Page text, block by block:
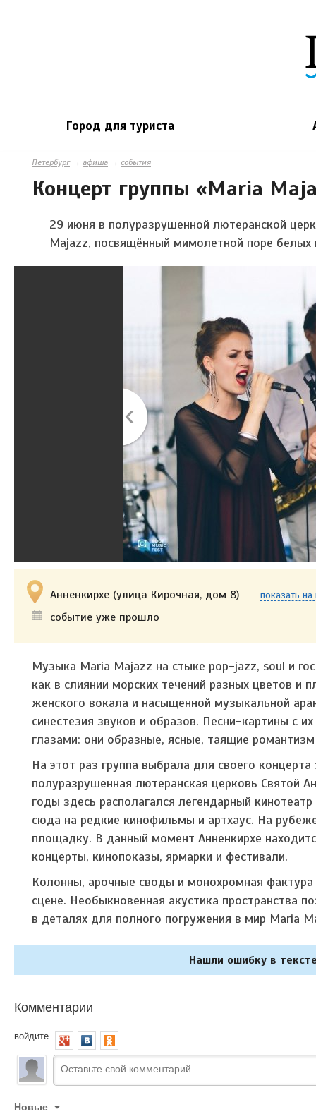
Город для туриста
Петербург→ афиша → события
Концерт группы «Maria
29 июня в полуразрушенной лютеранской
Majazz, посвящённый мимолетной поре белых
Анненкирхе (улица Кирочная, дом 8) показать на
событие уже прошло
Музыка Maria Majazz на стыке pop-jazz, soul и
как в слиянии морских течений разных цветов и
женского вокала и насыщенной музыкальной
синестезия звуков и образов. Песни-картины с
глазами: они образные, ясные, таящие
На этот раз группа выбрала для своего
полуразрушенная лютеранская церковь Святой
годы здесь располагался легендарный
сюда на редкие кинофильмы и артхаус. На
площадку. В данный момент Анненкирхе
концерты, кинопоказы, ярмарки и фестивали.
Колонны, арочные своды и монохромная
сцене. Необыкновенная акустика пространства
в деталях для полного погружения в мир Maria
Нашли ошибку в
Комментарии
войдите
Новые